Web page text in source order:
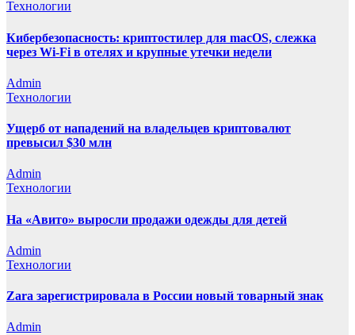
Технологии
Кибербезопасность: криптостилер для macOS, слежка
через Wi-Fi в отелях и крупные утечки недели
Admin
Технологии
Ущерб от нападений на владельцев криптовалют
превысил $30 млн
Admin
Технологии
На «Авито» выросли продажи одежды для детей
Admin
Технологии
Zara зарегистрировала в России новый товарный знак
Admin